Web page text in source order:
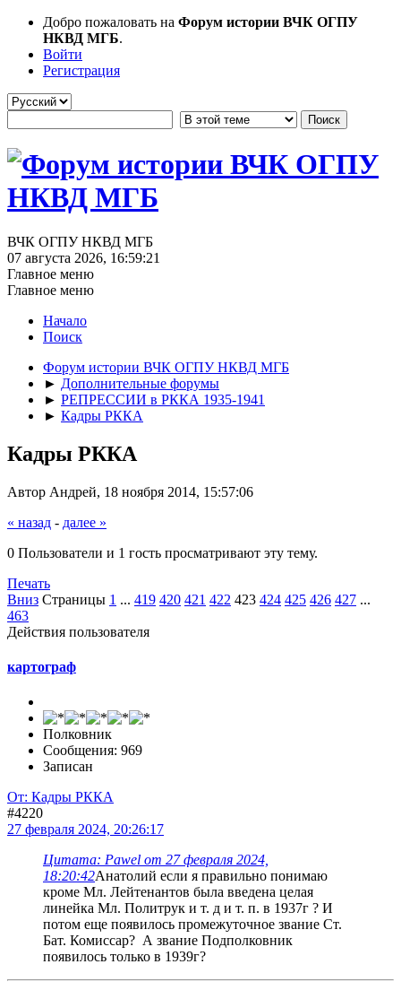
Добро пожаловать на Форум истории ВЧК ОГПУ
НКВД МГБ.
Войти
Регистрация
ВЧК ОГПУ НКВД МГБ
07 августа 2026, 16:59:21
Главное меню
Главное меню
Начало
Поиск
Форум истории ВЧК ОГПУ НКВД МГБ
► Дополнительные форумы
► РЕПРЕССИИ в РККА 1935-1941
► Кадры РККА
Кадры РККА
Автор Андрей, 18 ноября 2014, 15:57:06
« назад - далее »
0 Пользователи и 1 гость просматривают эту тему.
Печать
Вниз Страницы 1 ... 419 420 421 422 423 424 425 426 427 ...
463
Действия пользователя
картограф
Полковник
Сообщения: 969
Записан
От: Кадры РККА
#4220
27 февраля 2024, 20:26:17
Цитата: Pawel от 27 февраля 2024,
18:20:42Анатолий если я правильно понимаю
кроме Мл. Лейтенантов была введена целая
линейка Мл. Политрук и т. д и т. п. в 1937г ? И
потом еще появилось промежуточное звание Ст.
Бат. Комиссар? А звание Подполковник
появилось только в 1939г?